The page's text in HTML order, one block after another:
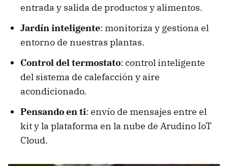
entrada y salida de productos y alimentos.
Jardín inteligente: monitoriza y gestiona el
entorno de nuestras plantas.
Control del termostato: control inteligente
del sistema de calefacción y aire
acondicionado.
Pensando en ti: envío de mensajes entre el
kit y la plataforma en la nube de Arudino IoT
Cloud.